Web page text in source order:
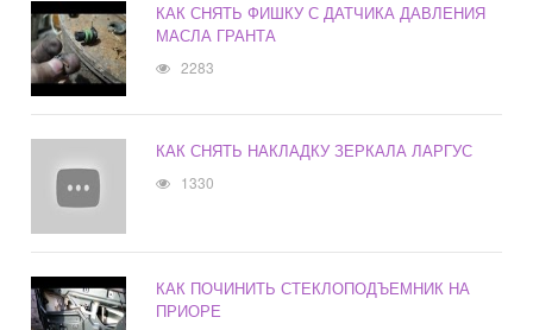
КАК СНЯТЬ ФИШКУ С ДАТЧИКА ДАВЛЕНИЯ
МАСЛА ГРАНТА
2283
КАК СНЯТЬ НАКЛАДКУ ЗЕРКАЛА ЛАРГУС
1330
КАК ПОЧИНИТЬ СТЕКЛОПОДЪЕМНИК НА
ПРИОРЕ